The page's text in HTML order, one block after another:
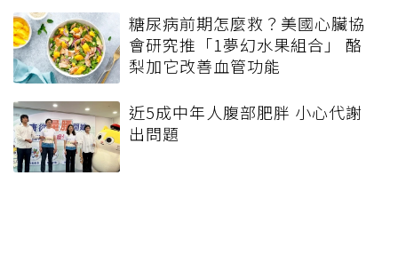
糖尿病前期怎麼救？美國心臟協
會研究推「1夢幻水果組合」 酪
梨加它改善血管功能
近5成中年人腹部肥胖 小心代謝
出問題